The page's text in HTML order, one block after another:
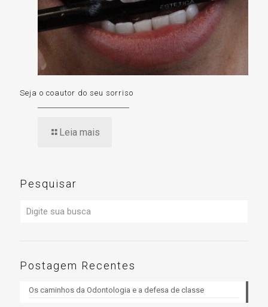
Seja o coautor do seu sorriso
Leia mais
Pesquisar
Postagem Recentes
Os caminhos da Odontologia e a defesa de classe